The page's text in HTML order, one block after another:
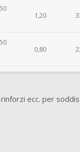
1,20
0,80
ecc. per